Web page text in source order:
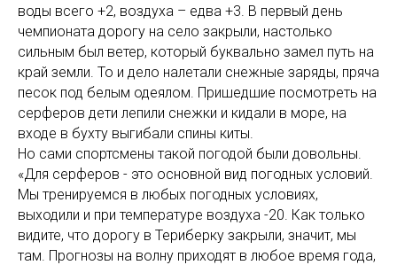
воды всего +2, воздуха – едва +3. В первый день
чемпионата дорогу на село закрыли, настолько
сильным был ветер, который буквально замел путь на
край земли. То и дело налетали снежные заряды, пряча
песок под белым одеялом. Пришедшие посмотреть на
серферов дети лепили снежки и кидали в море, на
входе в бухту выгибали спины киты.
Но сами спортсмены такой погодой были довольны.
«Для серферов - это основной вид погодных условий.
Мы тренируемся в любых погодных условиях,
выходили и при температуре воздуха -20. Как только
видите, что дорогу в Териберку закрыли, значит, мы
там. Прогнозы на волну приходят в любое время года,